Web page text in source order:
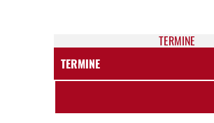
TER­MI­NE
TERMINE